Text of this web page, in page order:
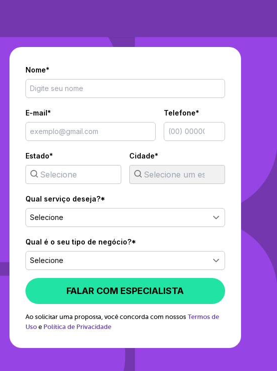
Nome*
E-mail* Telefone*
Estado* Cidade*
Qual serviço deseja?*
Selecione
Qual é o seu tipo de negócio?*
Selecione
FALAR COM ESPECIALISTA
Ao solicitar uma proposta, você concorda com nossos Termos de
Uso e Política de Privacidade